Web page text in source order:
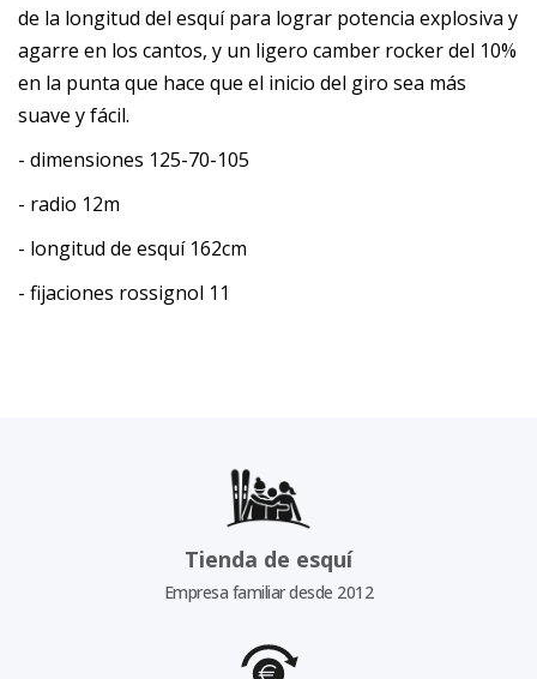
de la longitud del esquí para lograr potencia explosiva y
agarre en los cantos, y un ligero camber rocker del 10%
en la punta que hace que el inicio del giro sea más
suave y fácil.
- dimensiones 125-70-105
- radio 12m
- longitud de esquí 162cm
- fijaciones rossignol 11
Tienda de esquí
Empresa familiar desde 2012